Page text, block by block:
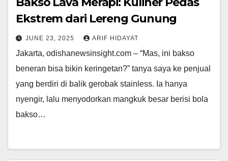
Ekstrem dari Lereng Gunung
JUNE 23, 2025 ARIF HIDAYAT
Jakarta, odishanewsinsight.com – “Mas, ini bakso
beneran bisa bikin keringetan?” tanya saya ke penjual
yang berdiri di balik gerobak stainless. Ia hanya
nyengir, lalu menyodorkan mangkuk besar berisi bola
bakso…